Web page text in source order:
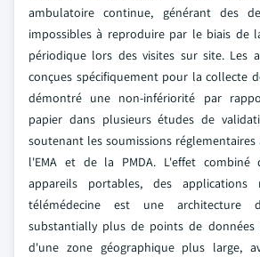
ambulatoire continue, générant des
impossibles à reproduire par le biais de
périodique lors des visites sur site. Les
conçues spécifiquement pour la collecte
démontré une non-infériorité par
papier dans plusieurs études de
soutenant les soumissions réglementaires
l'EMA et de la PMDA. L'effet combiné
appareils portables, des
télémédecine est une architecture
substantially plus de points de
d'une zone géographique plus large,